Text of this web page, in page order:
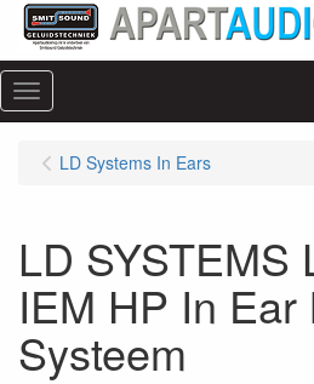
Menu
LD Systems In Ears
LD SYSTEMS
IEM HP In Ear
Systeem